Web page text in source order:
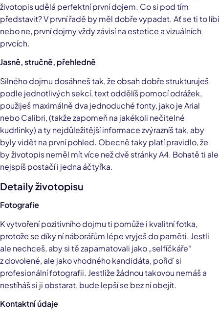
životopis udělá perfektní první dojem. Co si pod tím
představit? V první řadě by měl dobře vypadat. Ať se ti to líbí
nebo ne, první dojmy vždy závisí na estetice a vizuálních
prvcích.
Jasně, stručně, přehledně
Silného dojmu dosáhneš tak, že obsah dobře strukturuješ
podle jednotlivých sekcí, text oddělíš pomocí odrážek,
použiješ maximálně dva jednoduché fonty, jako je Arial
nebo Calibri, (takže zapomeň na jakékoli nečitelné
kudrlinky) a ty nejdůležitější informace zvýrazníš tak, aby
byly vidět na první pohled. Obecně taky platí pravidlo, že
by životopis neměl mít více než dvě stránky A4. Bohatě ti ale
nejspíš postačí i jedna áčtyřka.
Detaily životopisu
Fotografie
K vytvoření pozitivního dojmu ti pomůže i kvalitní fotka,
protože se díky ní náborářům lépe vryješ do paměti. Jestli
ale nechceš, aby si tě zapamatovali jako „selfíčkáře“
z dovolené, ale jako vhodného kandidáta, pořiď si
profesionální fotografii. Jestliže žádnou takovou nemáš a
nestíháš si ji obstarat, bude lepší se bez ní obejít.
Kontaktní údaje